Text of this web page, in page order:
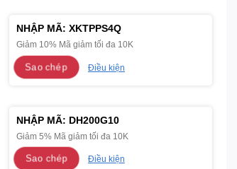
NHẬP MÃ: XKTPPS4Q
Giảm 10% Mã giảm tối đa 10K
Sao chép Điều kiện
NHẬP MÃ: DH200G10
Giảm 5% Mã giảm tối đa 10K
Sao chép Điều kiện